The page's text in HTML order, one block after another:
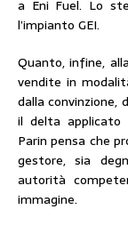
a Eni Fuel. Lo
l’impianto GEI.
Quanto, infine,
vendite in
dalla convinzione,
il delta applicato
Parin pensa che
gestore, sia
autorità
immagine.